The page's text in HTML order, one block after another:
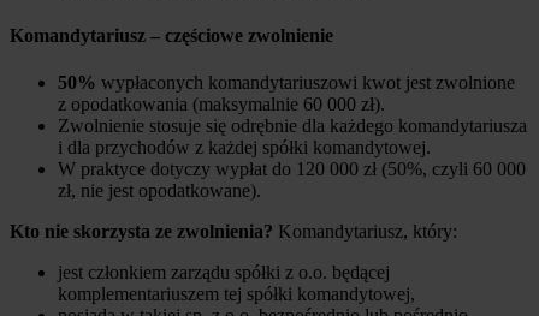
Komandytariusz – częściowe zwolnienie
50% wypłaconych komandytariuszowi kwot jest zwolnione
z opodatkowania (maksymalnie 60 000 zł).
Zwolnienie stosuje się odrębnie dla każdego komandytariusza
i dla przychodów z każdej spółki komandytowej.
W praktyce dotyczy wypłat do 120 000 zł (50%, czyli 60 000
zł, nie jest opodatkowane).
Kto nie skorzysta ze zwolnienia? Komandytariusz, który:
jest członkiem zarządu spółki z o.o. będącej
komplementariuszem tej spółki komandytowej,